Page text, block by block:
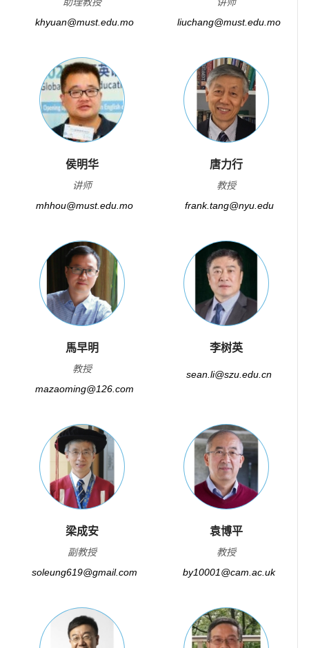
khyuan@must.edu.mo
liuchang@must.edu.mo
侯明华
讲师
mhhou@must.edu.mo
唐力行
教授
frank.tang@nyu.edu
馬早明
教授
mazaoming@126.com
李树英
sean.li@szu.edu.cn
梁成安
副教授
soleung619@gmail.com
袁博平
教授
by10001@cam.ac.uk